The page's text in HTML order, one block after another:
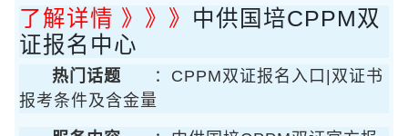
了解详情 》》》 中供国培CPPM双
证报名中心
热门话题
：CPPM双证报名入口|双证书
报考条件及含金量